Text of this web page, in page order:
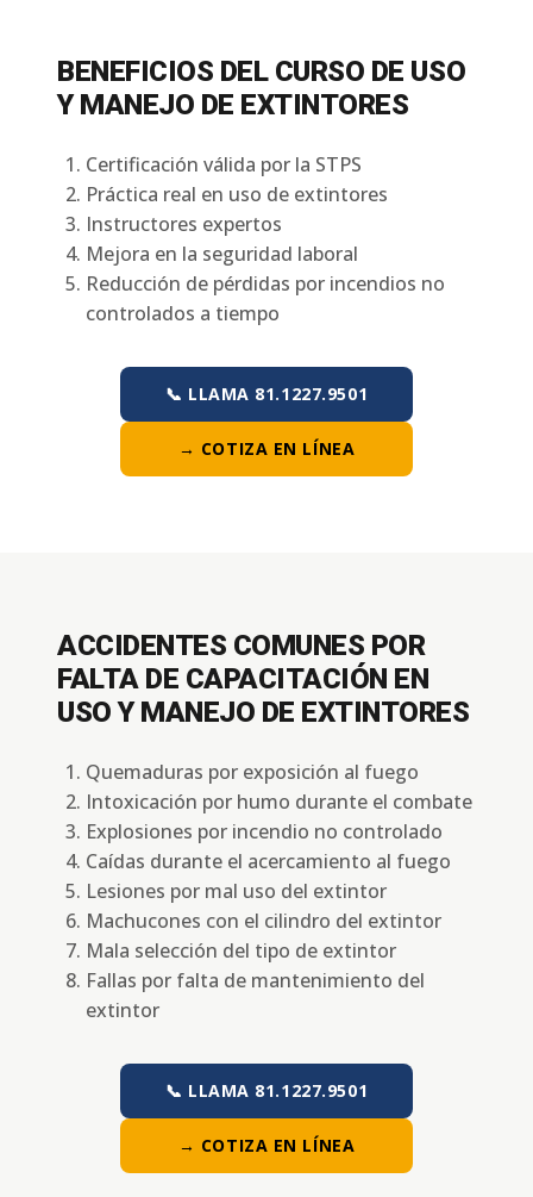
BENEFICIOS DEL CURSO DE USO
Y MANEJO DE EXTINTORES
Certificación válida por la STPS
Práctica real en uso de extintores
Instructores expertos
Mejora en la seguridad laboral
Reducción de pérdidas por incendios no
controlados a tiempo
📞 LLAMA 81.1227.9501
→ COTIZA EN LÍNEA
ACCIDENTES COMUNES POR
FALTA DE CAPACITACIÓN EN
USO Y MANEJO DE EXTINTORES
Quemaduras por exposición al fuego
Intoxicación por humo durante el combate
Explosiones por incendio no controlado
Caídas durante el acercamiento al fuego
Lesiones por mal uso del extintor
Machucones con el cilindro del extintor
Mala selección del tipo de extintor
Fallas por falta de mantenimiento del
extintor
📞 LLAMA 81.1227.9501
→ COTIZA EN LÍNEA